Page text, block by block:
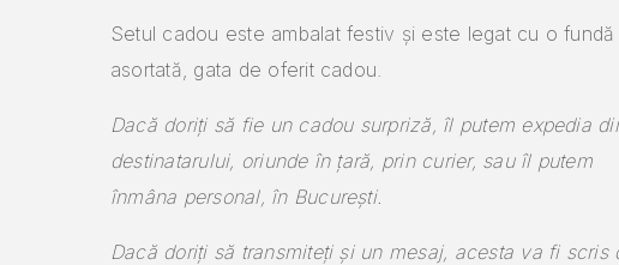
Setul cadou este ambalat festiv și este legat cu o fundă
asortată, gata de oferit cadou.
Dacă doriți să fie un cadou surpriză, îl putem expedia
destinatarului, oriunde în țară, prin curier, sau îl putem
înmâna personal, în București.
Dacă doriți să transmiteți și un mesaj, acesta va fi scris